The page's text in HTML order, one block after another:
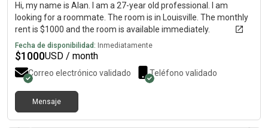
Hi, my name is Alan. I am a 27-year old professional. I am
looking for a roommate. The room is in Louisville. The monthly
rent is $1000 and the room is available immediately.
Fecha de disponibilidad: Inmediatamente
$1000USD / month
Correo electrónico validado Teléfono validado
Mensaje